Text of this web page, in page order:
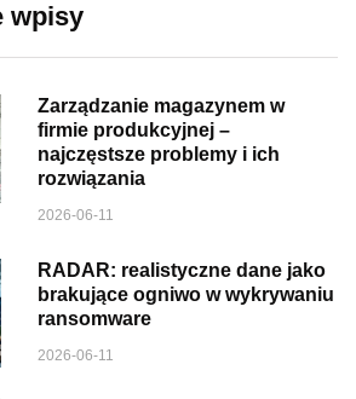
wpisy
Zarządzanie magazynem w
firmie produkcyjnej –
najczęstsze problemy i ich
rozwiązania
2026-06-11
RADAR: realistyczne dane jako
brakujące ogniwo w wykrywaniu
ransomware
2026-06-11